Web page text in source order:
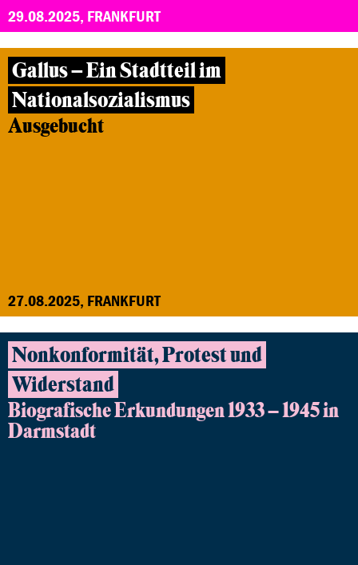
29.08.2025, FRANKFURT
Gallus – Ein Stadtteil im
Nationalsozialismus
Ausgebucht
27.08.2025, FRANKFURT
Nonkonformität, Protest und
Widerstand
Biografische Erkundungen 1933 – 1945 in
Darmstadt